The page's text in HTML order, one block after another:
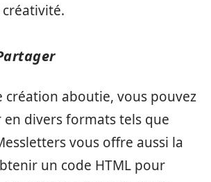
création aboutie, vous pouvez
divers formats tels que
vous offre aussi la
un code HTML pour